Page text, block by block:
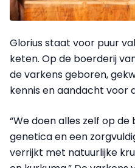
Glorius staat voor puur
keten. Op de boerderij
de varkens geboren,
kennis en aandacht voor
“We doen alles zelf op
genetica en een
verrijkt met natuurlijke